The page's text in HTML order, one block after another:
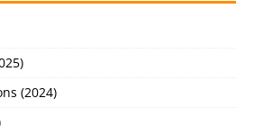
(2024)